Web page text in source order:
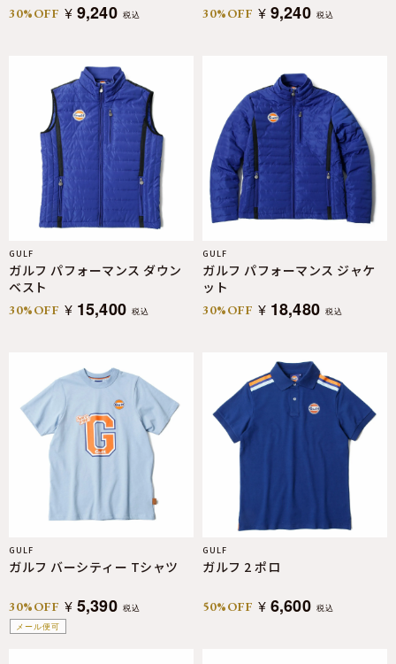
30%OFF ¥ 9,240 税込 30%OFF ¥ 9,240 税込
GULF
ガルフ パフォーマンス ダウン
ベスト
30%OFF ¥ 15,400 税込
GULF
ガルフ パフォーマンス ジャケ
ット
30%OFF ¥ 18,480 税込
メール便可
GULF
ガルフ バーシティー Tシャツ
30%OFF ¥ 5,390 税込
GULF
ガルフ 2 ポロ
50%OFF ¥ 6,600 税込